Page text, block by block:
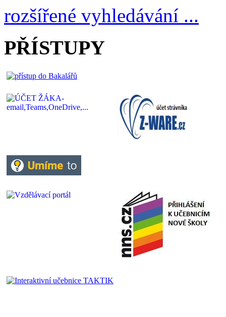
rozšířené vyhledávání ...
PŘÍSTUPY